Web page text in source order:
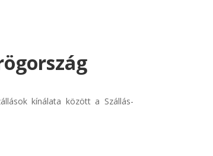
kínálata között a Szállás-